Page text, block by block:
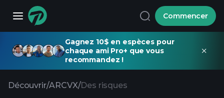
Commencer
Gagnez 10$ en espèces pour
chaque ami Pro+ que vous
recommandez !
Découvrir/ARCVX/Des risques